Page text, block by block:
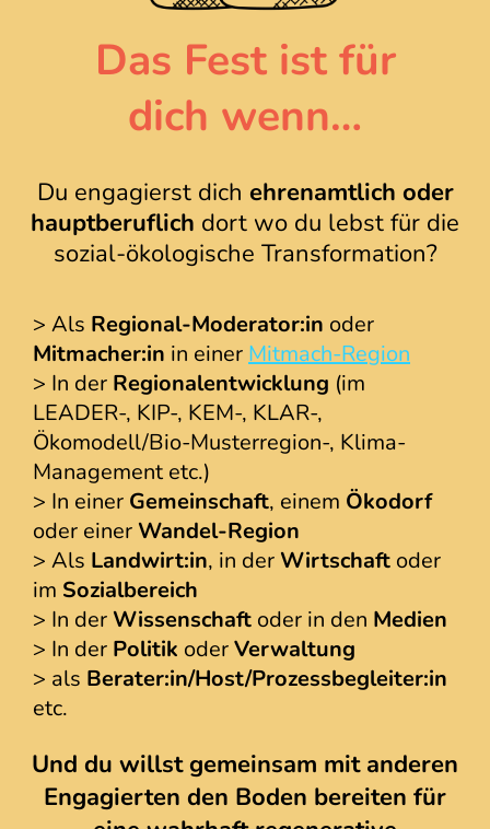
Das Fest ist für
dich wenn…
Du engagierst dich ehrenamtlich oder
hauptberuflich dort wo du lebst für die
sozial-ökologische Transformation?
Und du willst gemeinsam mit anderen
Engagierten den Boden bereiten für
> Als Regional-Moderator:in oder
Mitmacher:in in einer Mitmach-Region
> In der Regionalentwicklung (im
LEADER-, KIP-, KEM-, KLAR-,
Ökomodell/Bio-Musterregion-, Klima-
Management etc.)
> In einer Gemeinschaft, einem Ökodorf
oder einer Wandel-Region
> Als Landwirt:in, in der Wirtschaft oder
im Sozialbereich
> In der Wissenschaft oder in den Medien
> In der Politik oderVerwaltung
> als Berater:in/Host/Prozessbegleiter:in
etc.